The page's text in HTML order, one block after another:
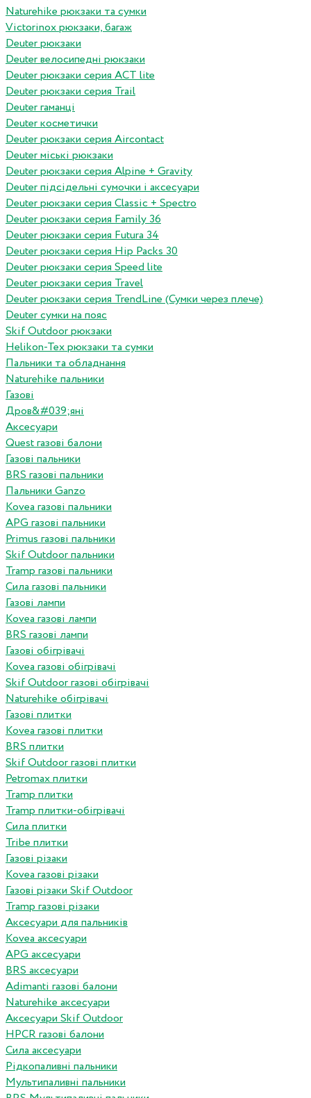
Naturehike рюкзаки та сумки
Victorinox рюкзаки, багаж
Deuter рюкзаки
Deuter велосипедні рюкзаки
Deuter рюкзаки серия ACT lite
Deuter рюкзаки серия Trail
Deuter гаманці
Deuter косметички
Deuter рюкзаки серия Aircontact
Deuter міські рюкзаки
Deuter рюкзаки серия Alpine + Gravity
Deuter підсідельні сумочки і аксесуари
Deuter рюкзаки серия Classic + Spectro
Deuter рюкзаки серия Family 36
Deuter рюкзаки серия Futura 34
Deuter рюкзаки серия Hip Packs 30
Deuter рюкзаки серия Speed lite
Deuter рюкзаки серия Travel
Deuter рюкзаки серия TrendLine (Сумки через плече)
Deuter сумки на пояс
Skif Outdoor рюкзаки
Helikon-Tex рюкзаки та сумки
Пальники та обладнання
Naturehike пальники
Газові
Дров&#039;яні
Аксесуари
Quest газові балони
Газові пальники
BRS газові пальники
Пальники Ganzo
Kovea газові пальники
APG газові пальники
Primus газові пальники
Skif Outdoor пальники
Tramp газові пальники
Сила газові пальники
Газові лампи
Kovea газові лампи
BRS газові лампи
Газові обігрівачі
Kovea газові обігрівачі
Skif Outdoor газові обігрівачі
Naturehike обігрівачі
Газові плитки
Kovea газові плитки
BRS плитки
Skif Outdoor газові плитки
Petromax плитки
Tramp плитки
Tramp плитки-обігрівачі
Сила плитки
Tribe плитки
Газові різаки
Kovea газові різаки
Газові різаки Skif Outdoor
Tramp газові різаки
Аксесуари для пальників
Kovea аксесуари
APG аксесуари
BRS аксесуари
Adimanti газові балони
Naturehike аксесуари
Аксесуари Skif Outdoor
HPCR газові балони
Сила аксесуари
Рідкопаливні пальники
Мультипаливні пальники